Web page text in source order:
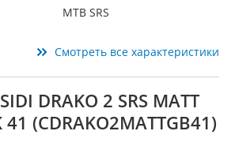
MTB SRS
Смотреть все характеристики
DRAKO 2 SRS MATT
41 (CDRAKO2MATTGB41)